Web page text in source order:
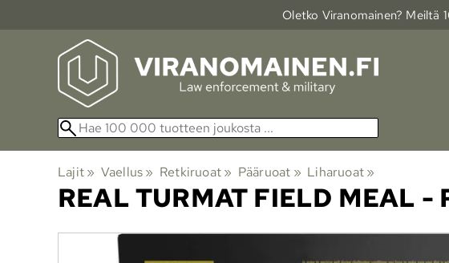
Oletko Viranomainen? Meiltä
Lajit‪» Vaellus‪» Retkiruoat‪» Pääruoat ‪» Liharuoat‪»
REAL TURMAT FIELD MEAL -